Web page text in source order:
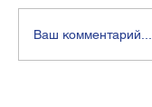
Ваш комментарий...